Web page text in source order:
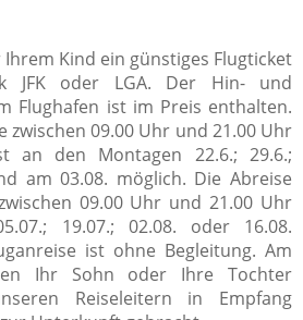
Kind ein günstiges Flugticket
JFK oder LGA. Der Hin- und
Flughafen ist im Preis enthalten.
zwischen 09.00 Uhr und 21.00 Uhr
an den Montagen 22.6.; 29.6.;
am 03.08. möglich. Die Abreise
09.00 Uhr und 21.00 Uhr
19.07.; 02.08. oder 16.08.
ist ohne Begleitung. Am
Ihr Sohn oder Ihre Tochter
Reiseleitern in Empfang